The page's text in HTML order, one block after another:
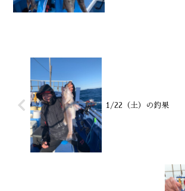
1/22（土）の釣果